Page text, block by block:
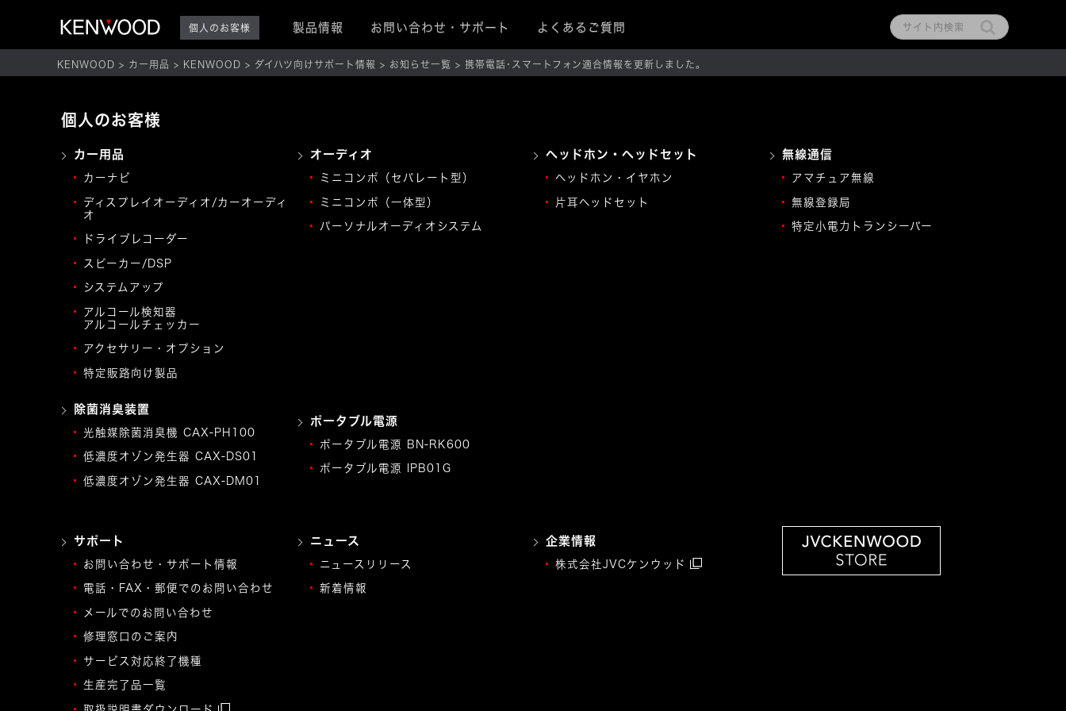
個人のお客様 製品情報 お問い合わせ・サポート よくあるご質問
KENWOOD カー用品 KENWOOD ダイハツ向けサポート情報 お知らせ一覧 携帯電話･スマートフォン適合情報を更新しました。
個人のお客様
カー用品
カーナビ
ディスプレイオーディオ/カーオーディ
オ
ドライブレコーダー
スピーカー/DSP
システムアップ
アルコール検知器
アルコールチェッカー
アクセサリー・オプション
特定販路向け製品
オーディオ
ミニコンポ（セパレート型）
ミニコンポ（一体型）
パーソナルオーディオシステム
ヘッドホン・ヘッドセット
ヘッドホン・イヤホン
片耳ヘッドセット
無線通信
アマチュア無線
無線登録局
特定小電力トランシーバー
除菌消臭装置
光触媒除菌消臭機 CAX-PH100
低濃度オゾン発生器 CAX-DS01
低濃度オゾン発生器 CAX-DM01
ポータブル電源
ポータブル電源 BN-RK600
ポータブル電源 IPB01G
サポート
お問い合わせ・サポート情報
電話・FAX・郵便でのお問い合わせ
メールでのお問い合わせ
修理窓口のご案内
サービス対応終了機種
生産完了品一覧
ニュース
ニュースリリース
新着情報
企業情報
株式会社JVCケンウッド